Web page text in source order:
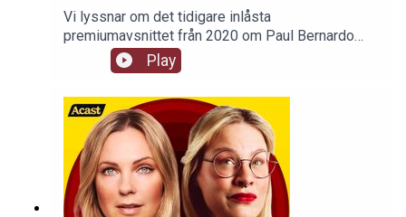
Vi lyssnar om det tidigare inlåsta
premiumavsnittet från 2020 om Paul Bernardo
och Karla Homolka. Ingen går oberörd ur den här
historien, framförallt inte mackan. tw: sexuellt
våld, sexuellt våld mot minderåriga och
smörgåsar.
Play